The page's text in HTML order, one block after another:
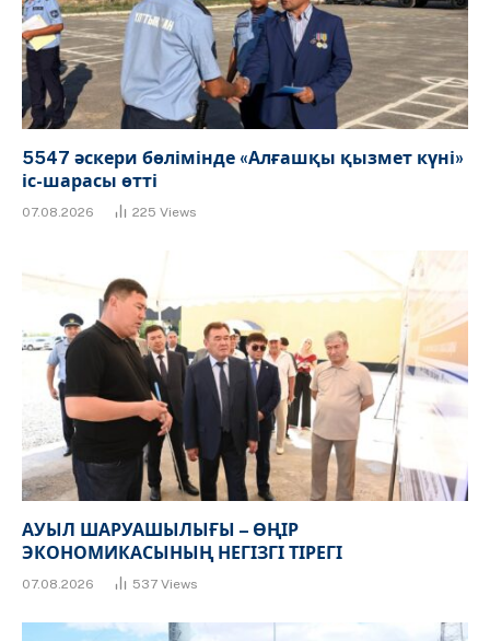
5547 әскери бөлімінде «Алғашқы қызмет күні»
іс-шарасы өтті
07.08.2026 225 Views
АУЫЛ ШАРУАШЫЛЫҒЫ – ӨҢІР
ЭКОНОМИКАСЫНЫҢ НЕГІЗГІ ТІРЕГІ
07.08.2026 537 Views